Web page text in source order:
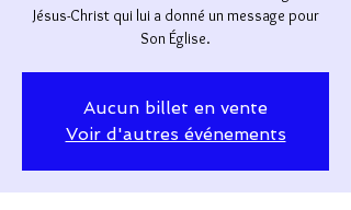
Jésus-Christ qui lui a donné un message pour
Son Église.
Aucun billet en vente
Voir d'autres événements